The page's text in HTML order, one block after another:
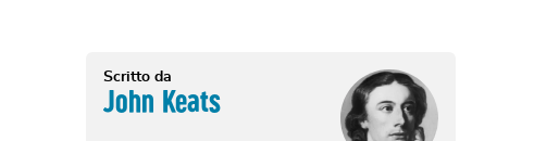
Scritto da
John Keats